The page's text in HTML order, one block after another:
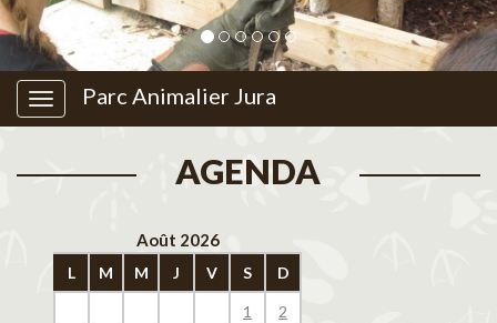
Parc Animalier Jura
AGENDA
Août 2026
L M M J V S D
1 2